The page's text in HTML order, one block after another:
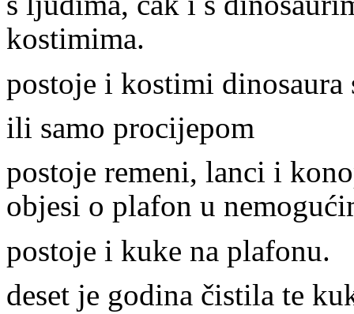
kostimima.
postoje i kostimi dinosaura
ili samo procijepom
postoje remeni, lanci i
objesi o plafon u
postoje i kuke na plafonu.
deset je godina čistila te